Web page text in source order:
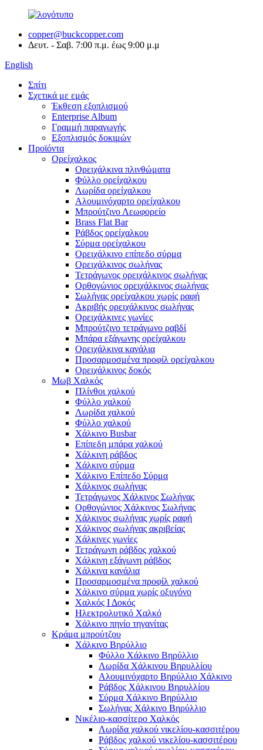
copper@buckcopper.com
Δευτ. - Σαβ. 7:00 π.μ. έως 9:00 μ.μ
English
Σπίτι
Σχετικά με εμάς
Έκθεση εξοπλισμού
Enterprise Album
Γραμμή παραγωγής
Εξοπλισμός δοκιμών
Προϊόντα
Ορείχαλκος
Ορειχάλκινα πλινθώματα
Φύλλο ορείχαλκου
Λωρίδα ορείχαλκου
Αλουμινόχαρτο ορείχαλκου
Μπρούτζινο Λεωφορείο
Brass Flat Bar
Ράβδος ορείχαλκου
Σύρμα ορείχαλκου
Ορειχάλκινο επίπεδο σύρμα
Ορειχάλκινος σωλήνας
Τετράγωνος ορειχάλκινος σωλήνας
Ορθογώνιος ορειχάλκινος σωλήνας
Σωλήνας ορείχαλκου χωρίς ραφή
Ακριβής ορειχάλκινος σωλήνας
Ορειχάλκινες γωνίες
Μπρούτζινο τετράγωνο ραβδί
Μπάρα εξάγωνης ορείχαλκου
Ορειχάλκινα κανάλια
Προσαρμοσμένα προφίλ ορείχαλκου
Ορειχάλκινος δοκός
Μωβ Χαλκός
Πλίνθοι χαλκού
Φύλλο χαλκού
Λωρίδα χαλκού
Φύλλο χαλκού
Χάλκινο Busbar
Επίπεδη μπάρα χαλκού
Χάλκινη ράβδος
Χάλκινο σύρμα
Χάλκινο Επίπεδο Σύρμα
Χάλκινος σωλήνας
Τετράγωνος Χάλκινος Σωλήνας
Ορθογώνιος Χάλκινος Σωλήνας
Χάλκινος σωλήνας χωρίς ραφή
Χάλκινος σωλήνας ακριβείας
Χάλκινες γωνίες
Τετράγωνη ράβδος χαλκού
Χάλκινη εξάγωνη ράβδος
Χάλκινα κανάλια
Προσαρμοσμένα προφίλ χαλκού
Χάλκινο σύρμα χωρίς οξυγόνο
Χαλκός Ι Δοκός
Ηλεκτρολυτικό Χαλκό
Χάλκινο πηνίο τηγανίτας
Κράμα μπρούτζου
Χάλκινο Βηρύλλιο
Φύλλο Χάλκινο Βηρύλλιο
Λωρίδα Χάλκινου Βηρυλλίου
Αλουμινόχαρτο Βηρύλλιο Χάλκινο
Ράβδος Χάλκινου Βηρυλλίου
Σύρμα Χάλκινο Βηρύλλιο
Σωλήνας Χάλκινο Βηρύλλιο
Νικέλιο-κασσίτερο Χαλκός
Λωρίδα χαλκού νικελίου-κασσιτέρου
Ράβδος χαλκού νικελίου-κασσιτέρου